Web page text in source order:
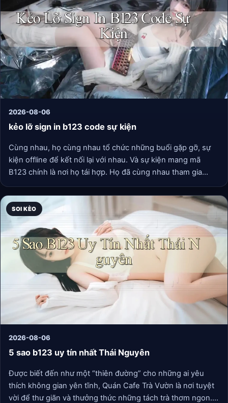
2026-08-06
kẻo lỡ sign in b123 code sự kiện
Cùng nhau, họ cùng nhau tổ chức những buổi gặp gỡ, sự
kiện offline để kết nối lại với nhau. Và sự kiện mang mã
B123 chính là nơi họ tái hợp. Họ đã cùng nhau tham gia
những trò chơi, thảo luận về công nghệ tương lai, và nhiều
hơn nữa. Đêm hôm đó, khi ánh đèn lại chớp sáng, Minh cảm
nhận được niềm vui và sự ấm áp của tình bạn trở lại trong
cuộc sống của mình.
SOI KÈO
2026-08-06
5 sao b123 uy tín nhất Thái Nguyên
Được biết đến như một “thiên đường” cho những ai yêu
thích không gian yên tĩnh, Quán Cafe Trà Vườn là nơi tuyệt
vời để thư giãn và thưởng thức những tách trà thơm ngon.